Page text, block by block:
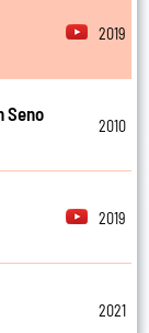
2019
Seno
2010
2019
2021